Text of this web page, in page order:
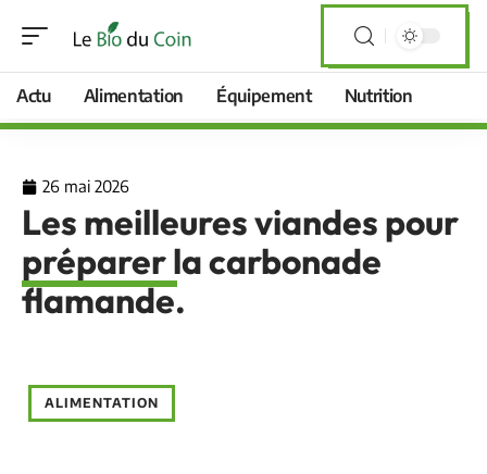
Actu Alimentation Équipement Nutrition
26 mai 2026
Les meilleures viandes pour
préparer la carbonade
flamande.
ALIMENTATION